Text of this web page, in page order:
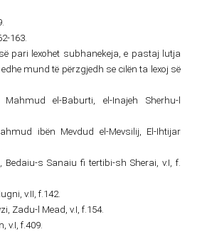
163.
pari lexohet subhanekeja, e pastaj lutja
mund të përzgjedh se cilën ta lexoj së
el-Baburti, el-Inajeh Sherhu-l
ibën Mevdud el-Mevsilij, El-Ihtijar
Bedaiu-s Sanaiu fi tertibi-sh Sherai, v.I, f.
v.II, f.142.
Zadu-l Mead, v.I, f.154.
v.I, f.409.